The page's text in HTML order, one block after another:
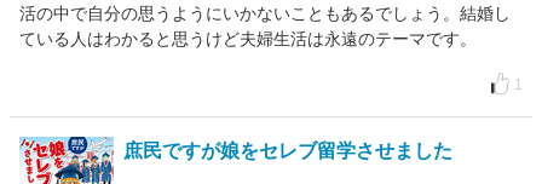
活の中で自分の思うようにいかないこともあるでしょう。結婚し
ている人はわかると思うけど夫婦生活は永遠のテーマです。
1
庶民ですが娘をセレブ留学させました